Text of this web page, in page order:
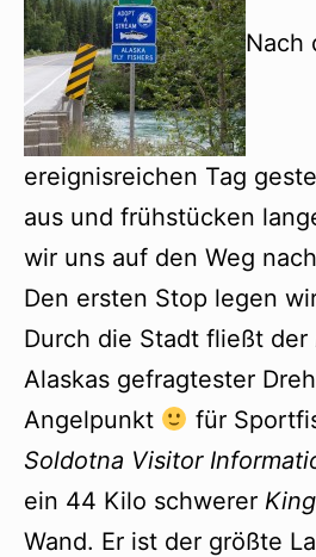
Nach
ereignisreichen Tag
aus und frühstücken
wir uns auf den Weg nach
Den ersten Stop legen
Durch die Stadt fließt der
Alaskas gefragtester
Angelpunkt
für
Soldotna Visitor
ein 44 Kilo schwerer
Wand. Er ist der größte